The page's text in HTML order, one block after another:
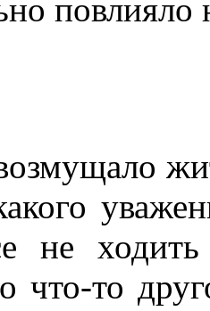
повлияло
не
что-то